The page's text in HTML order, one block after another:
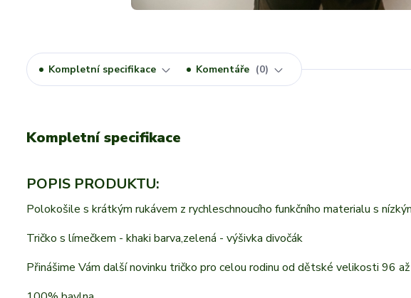
Kompletní specifikace Komentáře 0
Kompletní specifikace
POPIS PRODUKTU:
Polokošile s krátkým rukávem z rychleschnoucího funkčního materialu s
Tričko s límečkem - khaki barva,zelená - výšivka divočák
Přinášime Vám další novinku tričko pro celou rodinu od dětské velikosti 96